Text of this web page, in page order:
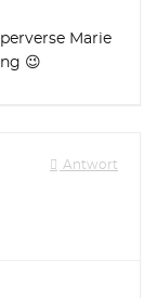
Marie
😉
Antwort